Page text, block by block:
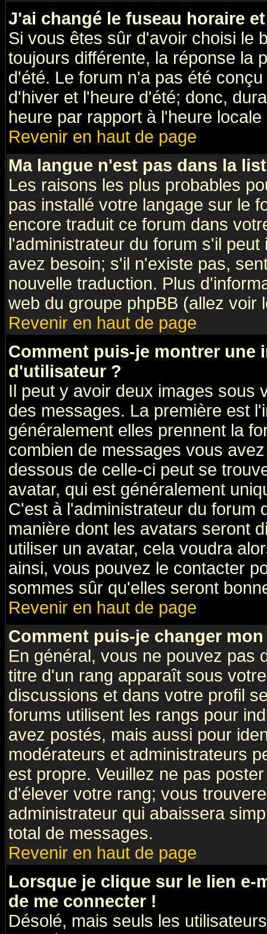
J'ai changé le fuseau horaire
Si vous êtes sûr d'avoir choisi le
toujours différente, la réponse la
d'été. Le forum n'a pas été
d'hiver et l'heure d'été; donc,
heure par rapport à l'heure locale
Revenir en haut de page
Ma langue n'est pas dans la
Les raisons les plus probables
pas installé votre langage sur le
encore traduit ce forum dans
l'administrateur du forum s'il
avez besoin; s'il n'existe pas,
nouvelle traduction. Plus
web du groupe phpBB (allez voir
Revenir en haut de page
Comment puis-je montrer une
d'utilisateur ?
Il peut y avoir deux images sous
des messages. La première est
généralement elles prennent la
combien de messages vous
dessous de celle-ci peut se
avatar, qui est généralement
C'est à l'administrateur du forum
manière dont les avatars seront
utiliser un avatar, cela voudra
ainsi, vous pouvez le contacter
sommes sûr qu'elles seront
Revenir en haut de page
Comment puis-je changer
En général, vous ne pouvez pas
titre d'un rang apparaît sous
discussions et dans votre profil
forums utilisent les rangs pour
avez postés, mais aussi pour
modérateurs et administrateurs
est propre. Veuillez ne pas
d'élever votre rang; vous
administrateur qui abaissera
total de messages.
Revenir en haut de page
Lorsque je clique sur le lien e-
de me connecter !
Désolé, mais seuls les